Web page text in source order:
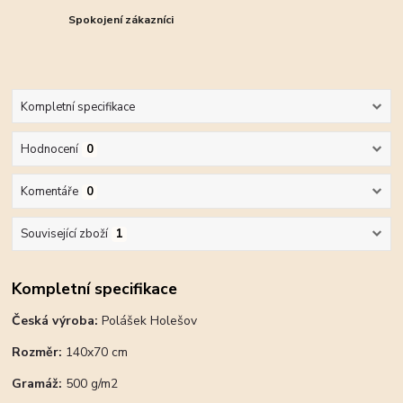
Spokojení zákazníci
Kompletní specifikace
Hodnocení 0
Komentáře 0
Související zboží 1
Kompletní specifikace
Česká výroba:Polášek Holešov
Rozměr: 140x70 cm
Gramáž: 500 g/m2